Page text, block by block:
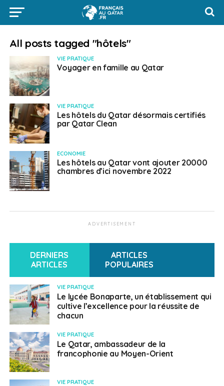
All posts tagged "hôtels"
VIE PRATIQUE
Voyager en famille au Qatar
VIE PRATIQUE
Les hôtels du Qatar désormais certifiés
par Qatar Clean
ECONOMIE
Les hôtels au Qatar vont ajouter 20000
chambres d’ici novembre 2022
ADVERTISEMENT
DERNIERS
ARTICLES
ARTICLES
POPULAIRES
VIE PRATIQUE
Le lycée Bonaparte, un établissement qui
cultive l’excellence pour la réussite de
chacun
VIE PRATIQUE
Le Qatar, ambassadeur de la
francophonie au Moyen-Orient
VIE PRATIQUE